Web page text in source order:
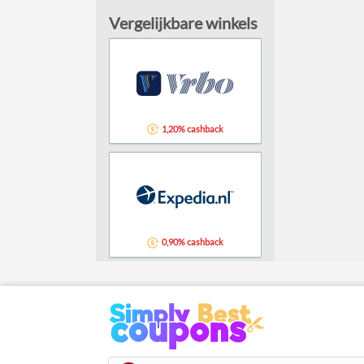
Vergelijkbare winkels
1,20% cashback
0,90% cashback